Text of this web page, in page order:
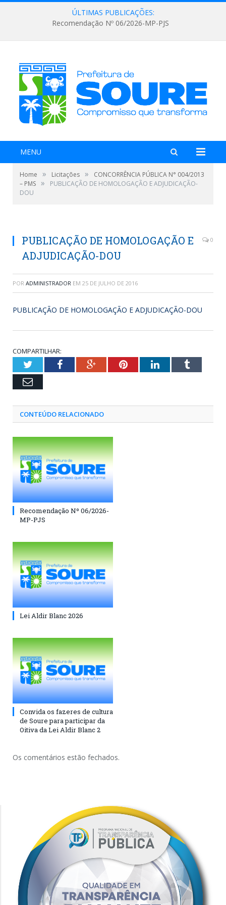
ÚLTIMAS PUBLICAÇÕES:
Recomendação Nº 06/2026-MP-PJS
MENU
Home » Licitações »
CONCORRÊNCIA PÚBLICA N° 004/2013
– PMS »
PUBLICAÇÃO DE HOMOLOGAÇÃO E ADJUDICAÇÃO-
DOU
PUBLICAÇÃO DE HOMOLOGAÇÃO E
ADJUDICAÇÃO-DOU
0
POR ADMINISTRADOR EM 25 DE JULHO DE 2016
PUBLICAÇÃO DE HOMOLOGAÇÃO E ADJUDICAÇÃO-DOU
COMPARTILHAR:
TwitterFacebookGoogle+PinterestLinkedInTumblr
Email
CONTEÚDO RELACIONADO
Recomendação Nº 06/2026-
MP-PJS
Lei Aldir Blanc 2026
Convida os fazeres de cultura
de Soure para participar da
Oitiva da Lei Aldir Blanc 2
Os comentários estão fechados.